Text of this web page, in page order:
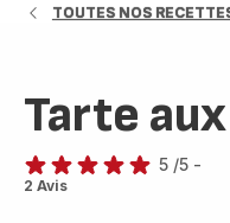
TOUTES NOS
Tarte
Avis
5 /5 -
2 Avis